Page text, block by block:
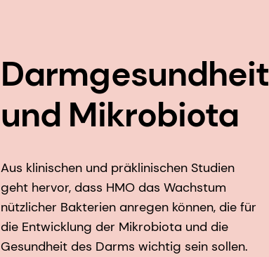
Darmgesundheit
und Mikrobiota
Aus klinischen und präklinischen Studien
geht hervor, dass HMO das Wachstum
nützlicher Bakterien anregen können, die für
die Entwicklung der Mikrobiota und die
Gesundheit des Darms wichtig sein sollen.